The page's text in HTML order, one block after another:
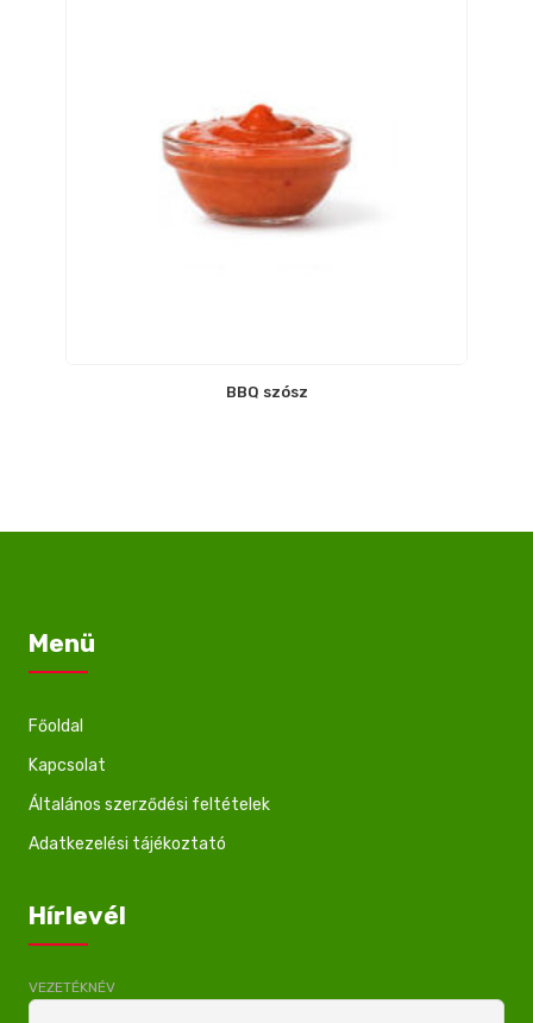
BBQ szósz
Menü
Főoldal
Kapcsolat
Általános szerződési feltételek
Adatkezelési tájékoztató
Hírlevél
VEZETÉKNÉV